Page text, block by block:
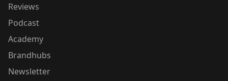
Reviews
Podcast
Academy
Brandhubs
Newsletter